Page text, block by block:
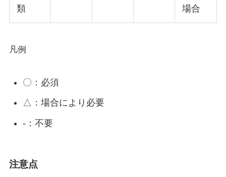
類
場合
凡例
〇：必須
△：場合により必要
-：不要
注意点